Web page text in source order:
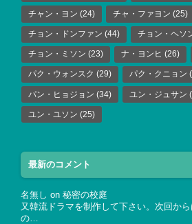
チャン・ヨン (24) チャ・ファヨン (25)
チョン・ドンファン (44) チョン・ヘソ
チョン・ミソン (23) ナ・ヨンヒ (26)
パク・ウォンスク (29) パク・クニョン
パン・ヒョジョン (34) ユン・ジュサン
ユン・ユソン (25)
最新のコメント
名無し on 秘密の校庭
又韓流ドラマを制作して下さい。次回か
の…